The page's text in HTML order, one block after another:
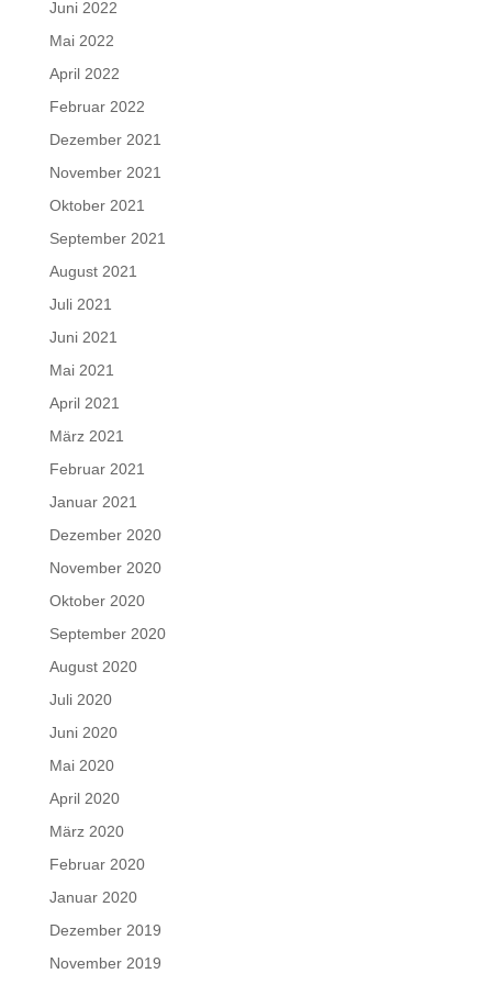
Juni 2022
Mai 2022
April 2022
Februar 2022
Dezember 2021
November 2021
Oktober 2021
September 2021
August 2021
Juli 2021
Juni 2021
Mai 2021
April 2021
März 2021
Februar 2021
Januar 2021
Dezember 2020
November 2020
Oktober 2020
September 2020
August 2020
Juli 2020
Juni 2020
Mai 2020
April 2020
März 2020
Februar 2020
Januar 2020
Dezember 2019
November 2019